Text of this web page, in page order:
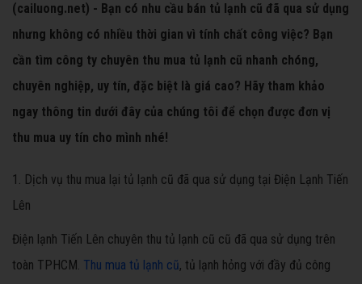
(cailuong.net) - Bạn có nhu cầu bán tủ lạnh cũ đã qua sử dụng
nhưng không có nhiều thời gian vì tính chất công việc? Bạn
cần tìm công ty chuyên thu mua tủ lạnh cũ nhanh chóng,
chuyên nghiệp, uy tín, đặc biệt là giá cao? Hãy tham khảo
ngay thông tin dưới đây của chúng tôi để chọn được đơn vị
thu mua uy tín cho mình nhé!
1. Dịch vụ thu mua lại tủ lạnh cũ đã qua sử dụng tại Điện Lạnh Tiến
Lên
Điện lạnh Tiến Lên chuyên thu tủ lạnh cũ cũ đã qua sử dụng trên
toàn TPHCM. Thu mua tủ lạnh cũ, tủ lạnh hỏng với đầy đủ công